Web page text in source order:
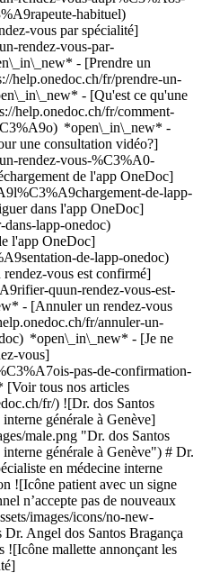
habituel)
vous par spécialité]
rendez-vous-par-
- [Prendre un
help.onedoc.ch/fr/prendre-un-
- [Qu'est ce qu'une
help.onedoc.ch/fr/comment-
*open\_in\_new* -
une consultation vidéo?]
rendez-vous-%C3%A0-
de l'app OneDoc]
de-lapp-
dans l'app OneDoc]
lapp-onedoc)
l'app OneDoc]
de-lapp-onedoc)
vous est confirmé]
quun-rendez-vous-est-
- [Annuler un rendez-vous
fr/annuler-un-
*open\_in\_new* - [Je ne
vous]
pas-de-confirmation-
tous nos articles
fr/) ![Dr. dos Santos
générale à Genève]
male.png "Dr. dos Santos
générale à Genève") # Dr.
en médecine interne
![Icône patient avec un signe
n’accepte pas de nouveaux
images/icons/no-new-
Dr. Angel dos Santos Bragança
![Icône mallette annonçant les